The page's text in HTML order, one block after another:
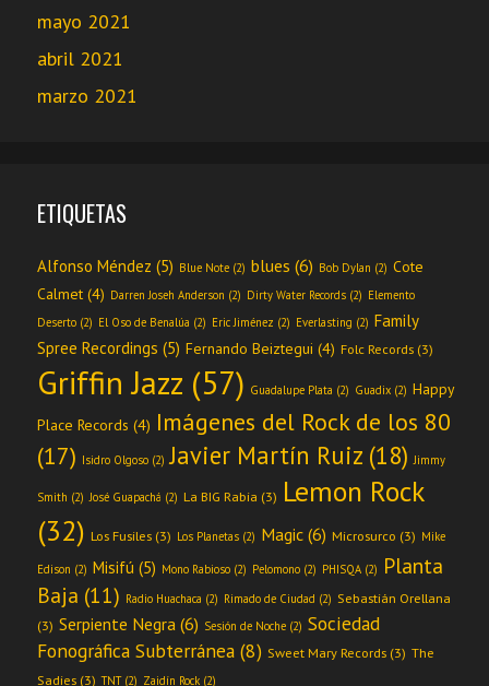
mayo 2021
abril 2021
marzo 2021
ETIQUETAS
Alfonso Méndez (5) Blue Note (2) blues (6) Bob Dylan (2) Cote
Calmet (4) Darren Joseh Anderson (2) Dirty Water Records (2) Elemento
Deserto (2) El Oso de Benalúa (2) Eric Jiménez (2) Everlasting (2) Family
Spree Recordings (5) Fernando Beiztegui (4) Folc Records (3)
Griffin Jazz (57) Guadalupe Plata (2) Guadix (2) Happy
Place Records (4) Imágenes del Rock de los 80
(17) Isidro Olgoso (2) Javier Martín Ruiz (18) Jimmy
Smith (2) José Guapachá (2) La BIG Rabia (3) Lemon Rock
(32) Los Fusiles (3) Los Planetas (2) Magic (6) Microsurco (3) Mike
Edison (2) Misifú (5) Mono Rabioso (2) Pelomono (2) PHISQA (2) Planta
Baja (11) Radio Huachaca (2) Rimado de Ciudad (2) Sebastián Orellana
(3) Serpiente Negra (6) Sesión de Noche (2) Sociedad
Fonográfica Subterránea (8) Sweet Mary Records (3) The
Sadies (3) TNT(2) Zaidín Rock (2)